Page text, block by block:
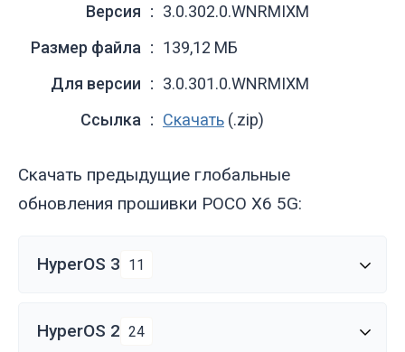
Версия
3.0.302.0.WNRMIXM
Размер файла
139,12 МБ
Для версии
3.0.301.0.WNRMIXM
Ссылка
Скачать (.zip)
Скачать предыдущие глобальные
обновления прошивки POCO X6 5G:
HyperOS 3 11
HyperOS 2 24